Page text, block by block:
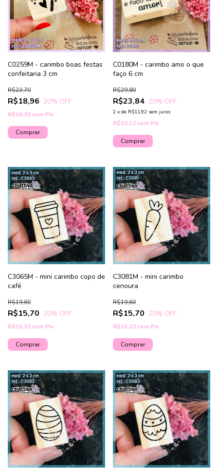
C0259M - carimbo boas festas
confeitaria 3 cm
R$18,96
R$23,70
20% OFF
R$18,39 com Pix
C0180M - carimbo amo o que
faço 6 cm
R$23,84
R$29,80
20% OFF
2 x de R$11,92 sem juros
R$23,12 com Pix
C3065M - mini carimbo copo de
café
R$15,70
R$19,60
20% OFF
R$15,23 com Pix
C3081M - mini carimbo
cenoura
R$15,70
R$19,60
20% OFF
R$15,23 com Pix